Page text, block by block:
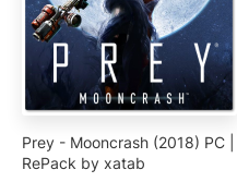
Prey - Mooncrash (2018) PC |
RePack by xatab